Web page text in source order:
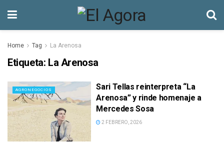
Home Tag La Arenosa
Etiqueta: La Arenosa
AGRONEGOCIOS
Sari Tellas reinterpreta “La
Arenosa” y rinde homenaje a
Mercedes Sosa
2 FEBRERO, 2026